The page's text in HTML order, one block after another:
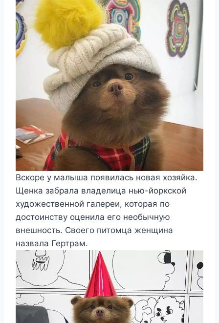
Вскоре у малыша появилась новая хозяйка.
Щенка забрала владелица нью-йоркской
художественной галереи, которая по
достоинству оценила его необычную
внешность. Своего питомца женщина
назвала Гертрам.